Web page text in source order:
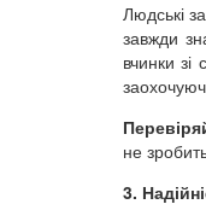
Людські
завжди
вчинки
не
3.